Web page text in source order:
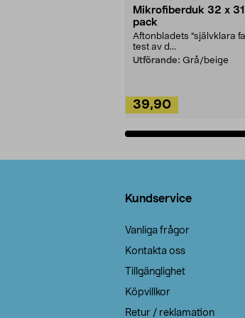
Mikrofiberduk 32 x
pack
Aftonbladets "självklara
test av d...
Utförande: Grå/beige
39,90
Kundservice
Vanliga frågor
Kontakta oss
Tillgänglighet
Köpvillkor
Retur / reklamation